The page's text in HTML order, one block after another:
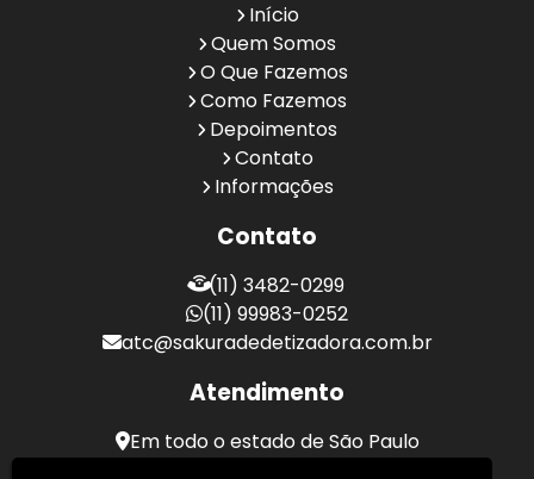
Início
Quem Somos
O Que Fazemos
Como Fazemos
Depoimentos
Contato
Informações
Contato
(11) 3482-0299
(11) 99983-0252
atc@sakuradedetizadora.com.br
Atendimento
Em todo o estado de São Paulo